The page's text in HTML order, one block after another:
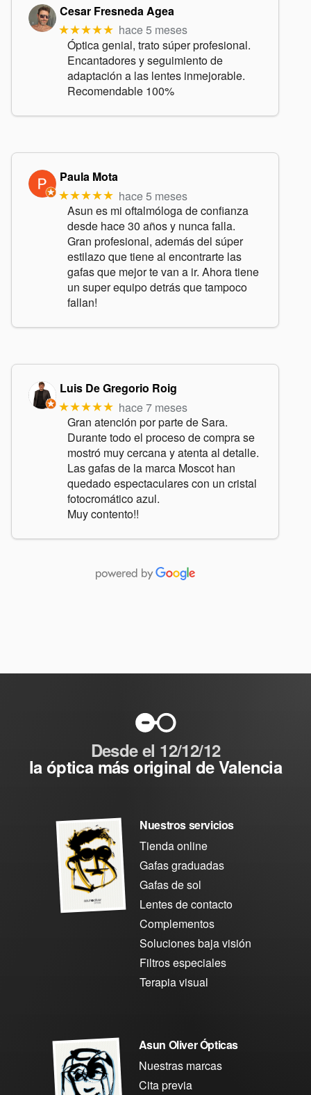
Cesar Fresneda Agea
★★★★★ hace 5 meses
Óptica genial, trato súper profesional.
Encantadores y seguimiento de
adaptación a las lentes inmejorable.
Recomendable 100%
Paula Mota
★★★★★ hace 5 meses
Asun es mi oftalmóloga de confianza
desde hace 30 años y nunca falla.
Gran profesional, además del súper
estilazo que tiene al encontrarte las
gafas que mejor te van a ir. Ahora tiene
un super equipo detrás que tampoco
fallan!
Luis De Gregorio Roig
★★★★★ hace 7 meses
Gran atención por parte de Sara.
Durante todo el proceso de compra se
mostró muy cercana y atenta al detalle.
Las gafas de la marca Moscot han
quedado espectaculares con un cristal
fotocromático azul.
Muy contento!!
Desde el 12/12/12
la óptica más original de Valencia
Nuestros servicios
Tienda online
Gafas graduadas
Gafas de sol
Lentes de contacto
Complementos
Soluciones baja visión
Filtros especiales
Terapia visual
Asun Oliver Ópticas
Nuestras marcas
Cita previa